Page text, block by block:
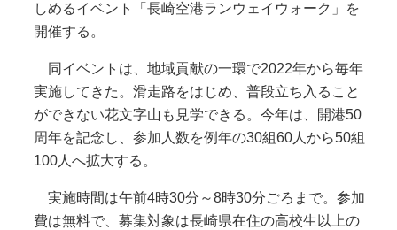
しめるイベント「長崎空港ランウェイウォーク」を
開催する。
同イベントは、地域貢献の一環で2022年から毎年
実施してきた。滑走路をはじめ、普段立ち入ること
ができない花文字山も見学できる。今年は、開港50
周年を記念し、参加人数を例年の30組60人から50組
100人へ拡大する。
実施時間は午前4時30分～8時30分ごろまで。参加
費は無料で、募集対象は長崎県在住の高校生以上の